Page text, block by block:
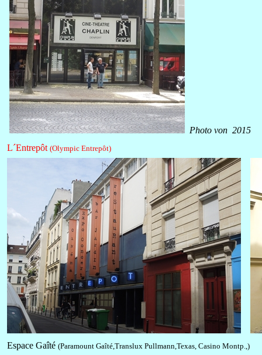
Photo von 2015
L´Entrepôt (Olympic Entrepôt)
Espace Gaîté (Paramount Gaîté,Translux Pullmann,Texas, Casino Montp.,)